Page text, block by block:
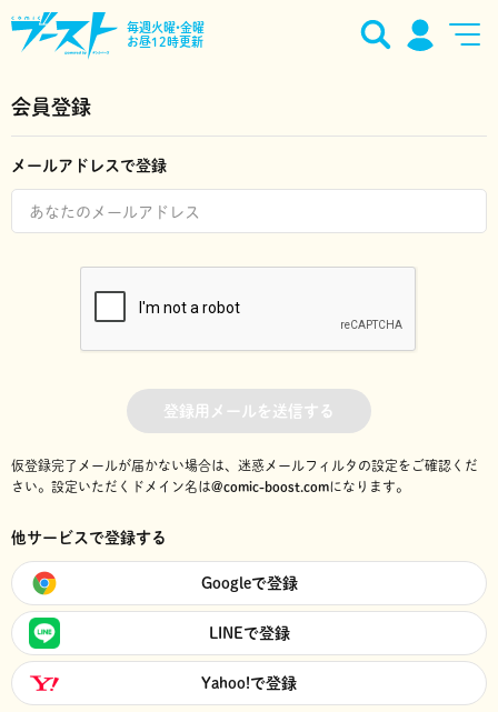
毎週火曜•金曜
お昼12時更新
会員登録
メールアドレスで登録
登録用メールを送信する
仮登録完了メールが届かない場合は、迷惑メールフィルタの設定をご確認くだ
さい。 設定いただくドメイン名は@comic-boost.comになります。
他サービスで登録する
Googleで登録
LINEで登録
Yahoo!で登録